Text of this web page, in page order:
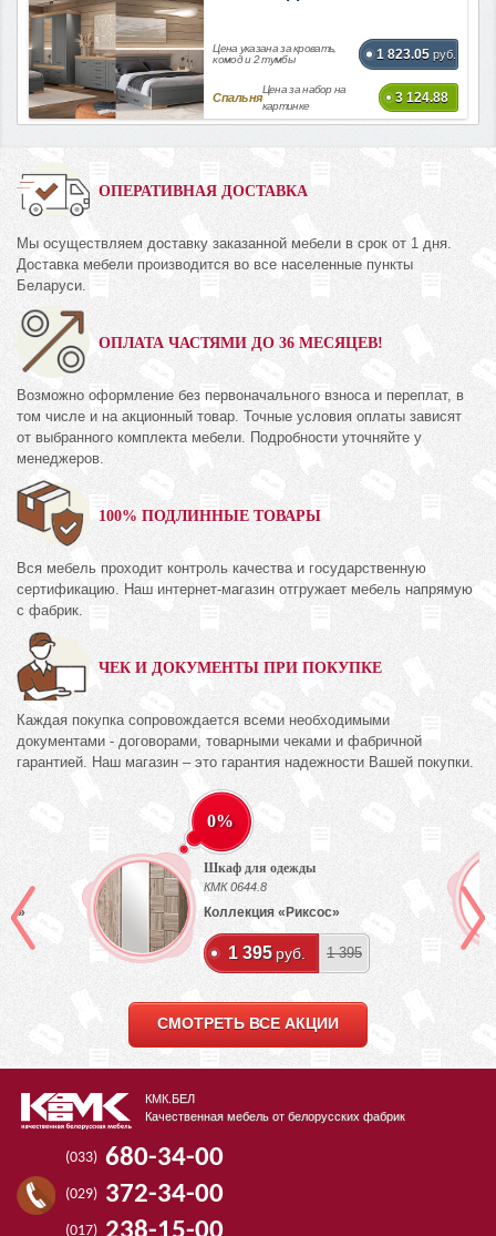
Цена указана за кровать,
комод и 2 тумбы
1 823.05 руб.
Спальня
Цена за набор на
картинке
3 124.88
ОПЕРАТИВНАЯ ДОСТАВКА
Мы осуществляем доставку заказанной мебели в срок от 1 дня.
Доставка мебели производится во все населенные пункты
Беларуси.
ОПЛАТА ЧАСТЯМИ ДО 36 МЕСЯЦЕВ!
Возможно оформление без первоначального взноса и переплат, в
том числе и на акционный товар. Точные условия оплаты зависят
от выбранного комплекта мебели. Подробности уточняйте у
менеджеров.
100% ПОДЛИННЫЕ ТОВАРЫ
Вся мебель проходит контроль качества и государственную
сертификацию. Наш интернет-магазин отгружает мебель напрямую
с фабрик.
ЧЕК И ДОКУМЕНТЫ ПРИ ПОКУПКЕ
Каждая покупка сопровождается всеми необходимыми
документами - договорами, товарными чеками и фабричной
гарантией. Наш магазин – это гарантия надежности Вашей покупки.
0%
Шкаф для одежды
КМК 0644.8
Коллекция «Риксос»
1 395 руб. 1 395
СМОТРЕТЬ ВСЕ АКЦИИ
КМК.БЕЛ
Качественная мебель от белорусских фабрик
(033) 680-34-00
(029) 372-34-00
(017)